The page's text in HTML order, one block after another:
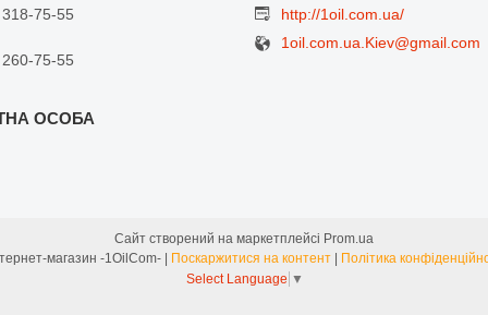
75-55
75-55
http://1oil.com.ua/
1oil.com.ua.Kiev@gmail.com
Сайт створений на маркетплейсі Prom.ua
Поскаржитися на контент
Політика
Select Language ▼